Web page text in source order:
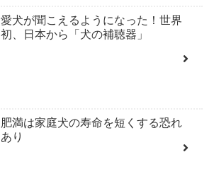
愛犬が聞こえるようになった！世界
初、日本から「犬の補聴器」
肥満は家庭犬の寿命を短くする恐れ
あり